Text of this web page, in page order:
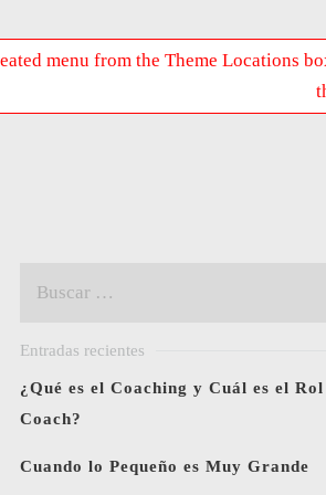
menu from the Theme Locations
Entradas recientes
¿Qué es el Coaching y Cuál es el Rol
Coach?
Cuando lo Pequeño es Muy Grande